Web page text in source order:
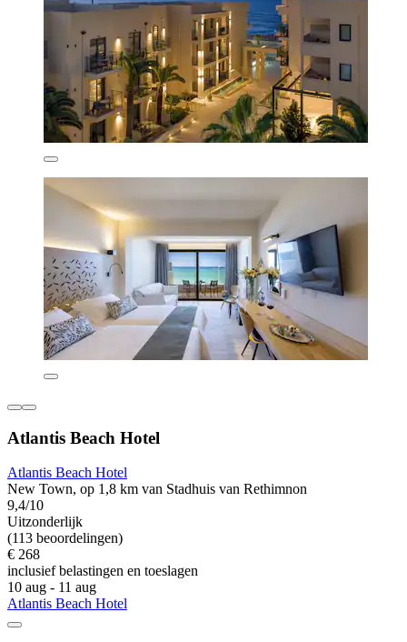
Atlantis Beach Hotel
Atlantis Beach Hotel
New Town, op 1,8 km van Stadhuis van Rethimnon
9,4/10
Uitzonderlijk
(113 beoordelingen)
€ 268
inclusief belastingen en toeslagen
10 aug - 11 aug
Atlantis Beach Hotel